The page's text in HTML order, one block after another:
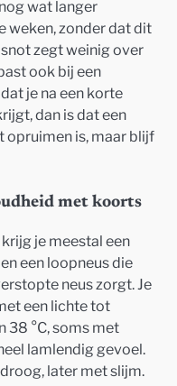
wat langer
weken, zonder dat dit
zegt weinig over
ook bij een
je na een korte
dan is dat een
opruimen is, maar blijf
met koorts
je meestal een
een loopneus die
neus zorgt. Je
een lichte tot
38 °C, soms met
lamlendig gevoel.
later met slijm.